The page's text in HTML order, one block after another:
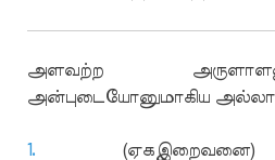
அளவற்ற
அன்புடையோனுமாகிய
1.